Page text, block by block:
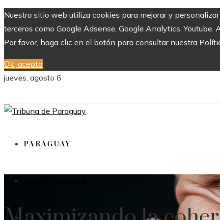
Nuestro sitio web utiliza cookies para mejorar y
terceros como Google Adsense, Google Analytics,
Por favor, haga clic en el botón para consultar nuestra
Ok, acepto
jueves, agosto 6
PARAGUAY
CULTURA
Inversiones y negocios